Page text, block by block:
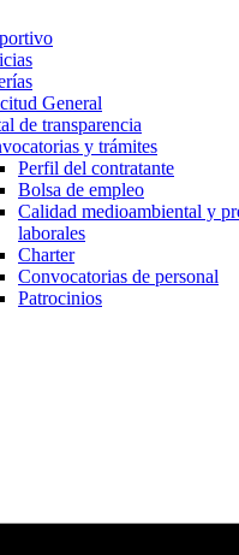
General
de transparencia
y trámites
Perfil del contratante
Bolsa de empleo
Calidad medioambiental y
laborales
Charter
Convocatorias de personal
Patrocinios